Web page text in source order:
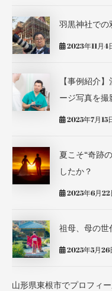
羽黒神社での
2023年11月4
【事例紹介
ージ写真を撮
2025年7月15
夏こそ“奇跡
したか？
2025年6月22
祖母、母の世
2025年5月26
山形県東根市でプロフィ